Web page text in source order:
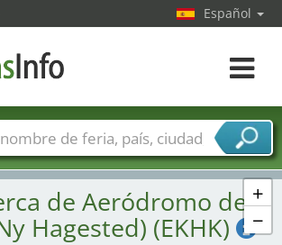
+
−
de Aeródromo de
Hagested) (EKHK)
Español
toggle
Países
Ciudades
de servicios